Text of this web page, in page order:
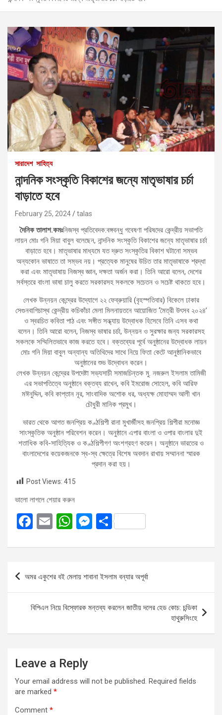
সারাদেশ সাহিত্য
নান্দনিক সংস্কৃতি বিকাশের জন্যে মাতৃভাষার চর্চা
বাড়াতে হবে
February 25, 2024 talas
দৈনিক তালাশ.কমঃনিজস্ব প্রতিবেদক:বঙ্গবন্ধু গবেষণা পরিষদের কেন্দ্রীয় সভাপতি
লায়ন মোঃ গনি মিয়া বাবুল বলেছেন, নান্দনিক সংস্কৃতি বিকাশের জন্যে মাতৃভাষার চর্চা
বাড়াতে হবে। মাতৃভাষার মাধ্যমে যত দ্রুত সংস্কৃতির বিকাশ ঘটানো সম্ভব
অন্যকোন ভাষাতে তা সম্ভব নয়। প্রত্যেক মানুষের উচিত তার মাতৃভাষাকে শ্রদ্ধা
করা এবং মাতৃভাষায় নিজস্ব জ্ঞান, দক্ষতা অর্জন করা। তিনি আরো বলেন, দেশের
সর্বস্তরে বাংলা ভাষা চালু করতে সরকারসহ সকলকে সচেতন ও সচেষ্ট থাকতে হবে।
লেখক উন্নয়ন কেন্দ্রের উদ্যোগে ২২ ফেব্রুয়ারি (বৃহস্পতিবার) বিকেলে ঢাকার
সেগুনবাগিচাস্থ কেন্দ্রীয় কচিকাঁচা মেলা মিলনায়তনে আয়োজিত ‘মৈত্রী উৎসব ২০২৪’
ও স্বরচিত কবিতা পাঠ এবং সঙ্গীত সন্ধ্যায় উদ্বোধক হিসেবে তিনি এসব কথা
বলেন। তিনি আরো বলেন, নিজস্ব ভাষার চর্চা, উন্নয়ন ও সুরক্ষার জন্য সরকারসহ
সকলকে সম্মিলিতভাবে কাজ করতে হবে। বক্তব্যের পূর্বে অনুষ্ঠানের উদ্বোধক লায়ন
মোঃ গনি মিয়া বাবুল অন্যান্য অতিথিদের সাথে নিয়ে ফিতা কেটে আনুষ্ঠানিকভাবে
অনুষ্ঠানের শুভ উদ্বোধন করেন।
লেখক উন্নয়ন কেন্দ্রের উপদেষ্টা সভ্যসাচী সমাজচিন্তক মু. নজরুল ইসলাম তামিজী
এর সভাপতিত্বে অনুষ্ঠানে বক্তব্য রাখেন, কবি ইমরোজ সোহেল, কবি আরিফ
মঈনুদ্দিন, কবি কাপ্তান নূর, সাংবাদিক অশোক ধর, অধ্যক্ষ মোহাম্মদ আলী খান
চৌধুরী মানিক প্রমুখ।
ভারত থেকে আগত জনপ্রিয় কণ্ঠশিল্পী রানা মুখার্জীসহ জনপ্রিয় শিল্পীরা মনোজ্ঞ
সাংস্কৃতিক অনুষ্ঠান পরিবেশন করেন। অনুষ্ঠানে এপার বাংলা ও ওপার বাংলার দুই
শতাধিক কবি-সাহিত্যিক ও কণ্ঠশিল্পীগণ অংশগ্রহণ করেন। অনুষ্ঠানে ভারতের ও
বাংলাদেশের কয়েকজনকে স্ব-স্ব ক্ষেত্রে বিশেষ অবদান রাখায় সম্মাননা স্মারক
প্রদান করা হয়।
Post Views: 415
ভালো লাগলে শেয়ার করুন
F
ce
o
o
k
E
ail
W
at
A
p
p
M
se
n
g
er
S
ar
Post
navigation
অমর একুশের বই মেলায় শাবানা ইসলাম বন্যার অপূর্বা
বিপিএল নিয়ে বিস্ফোরক মন্তব্য করলেন জাতীয় দলের হেড কোচ: চন্ডিকা
হাথুরুসিংহে
Leave a Reply
Your email address will not be published. Required fields
are marked *
Comment *